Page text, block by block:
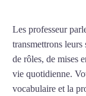
Les professeur
transmettrons
de rôles, de mises
vie quotidienne.
vocabulaire et la